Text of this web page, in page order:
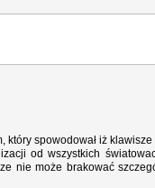
który spowodował iż
od wszystkich
nie może brakować